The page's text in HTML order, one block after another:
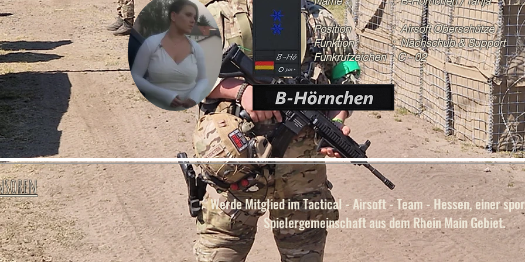
Position : Airsoft Oberschütze
Funktion : Nachschub & Support
Funkrufzeichen : C - 02
Werde Mitglied im Tactical - Airsoft - Team - Hessen, einer
Spielergemeinschaft aus dem Rhein Main Gebiet.